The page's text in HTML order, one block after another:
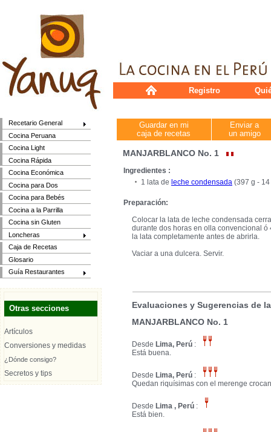
Recetario General
Cocina Peruana
Cocina Light
Cocina Rápida
Cocina Económica
Cocina para Dos
Cocina para Bebés
Cocina a la Parrilla
Cocina sin Gluten
Loncheras
Caja de Recetas
Glosario
Guía Restaurantes
Otras secciones
Artículos
Conversiones y medidas
¿Dónde consigo?
Secretos y tips
Registro
Guardar en mi
caja de recetas
Enviar a
un amigo
MANJARBLANCO No. 1
Ingredientes :
1 lata de leche condensada (397 g -
Preparación:
Colocar la lata de leche condensada
durante dos horas en olla convencional
la lata completamente antes de abrirla.
Vaciar a una dulcera. Servir.
Evaluaciones y Sugerencias de
MANJARBLANCO No. 1
Desde Lima, Perú :
Está buena.
Desde Lima, Perú :
Quedan riquísimas con el merenge
Desde Lima , Perú :
Está bien.